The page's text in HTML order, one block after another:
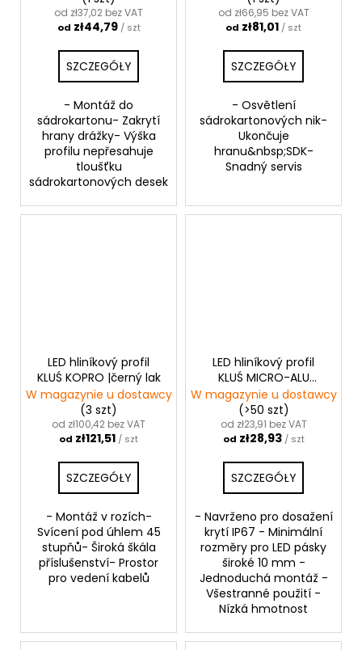
od zł37,02 bez VAT
od zł44,79 / szt
SZCZEGÓŁY
- Montáž do
sádrokartonu- Zakrytí
hrany drážky- Výška
profilu nepřesahuje
tloušťku
sádrokartonových desek
od zł66,95 bez VAT
od zł81,01 / szt
SZCZEGÓŁY
- Osvětlení
sádrokartonových nik-
Ukončuje
hranu&nbsp;SDK-
Snadný servis
LED hliníkový profil
KLUŚ KOPRO |černý lak
W magazynie u dostawcy
(3 szt)
od zł100,42 bez VAT
od zł121,51 / szt
SZCZEGÓŁY
- Montáž v rozích-
Svícení pod úhlem 45
stupňů- Široká škála
příslušenství- Prostor
pro vedení kabelů
LED hliníkový profil
KLUŚ MICRO-ALU
|stříbrná anoda
W magazynie u dostawcy
(>50 szt)
od zł23,91 bez VAT
od zł28,93 / szt
SZCZEGÓŁY
- Navrženo pro dosažení
krytí IP67 - Minimální
rozměry pro LED pásky
široké 10 mm -
Jednoduchá montáž -
Všestranné použití -
Nízká hmotnost